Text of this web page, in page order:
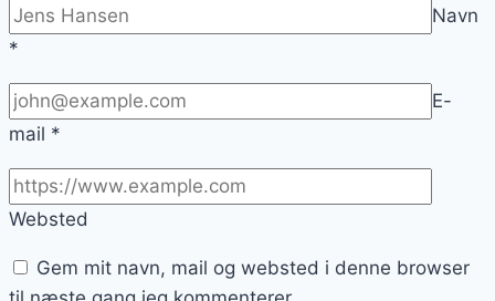
Navn
*
E-
mail *
Websted
Gem mit navn, mail og websted i denne browser